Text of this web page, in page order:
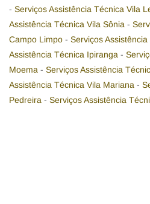
- Serviços Assistência Técnica Vila
Assistência Técnica Vila Sônia -
Campo Limpo - Serviços
Assistência Técnica Ipiranga -
Moema - Serviços Assistência
Assistência Técnica Vila Mariana -
Pedreira - Serviços Assistência